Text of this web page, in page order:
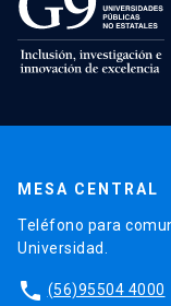
MESA CENTRAL
Teléfono para
Universidad.
phone (56)95504 4000